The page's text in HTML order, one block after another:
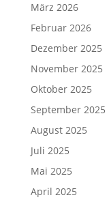
März 2026
Februar 2026
Dezember 2025
November 2025
Oktober 2025
September 2025
August 2025
Juli 2025
Mai 2025
April 2025